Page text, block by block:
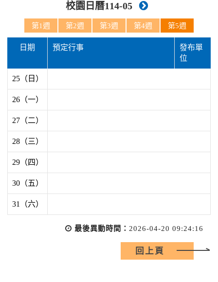
校園日曆114-05
第1週 第2週 第3週 第4週 第5週
日期 預定行事
發布單
位
25（日）
26（一）
27（二）
28（三）
29（四）
30（五）
31（六）
最後異動時間： 2026-04-20 09:24:16
回上頁